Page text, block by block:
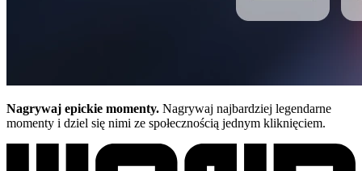
Nagrywaj epickie momenty. Nagrywaj najbardziej legendarne
momenty i dziel się nimi ze społecznością jednym kliknięciem.